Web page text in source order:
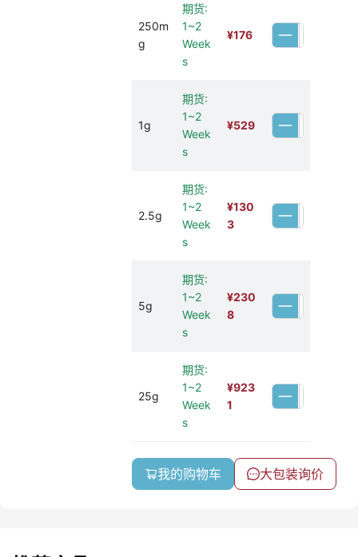
250m
g
期货:
1~2
Week
s
¥176
1g
期货:
1~2
Week
s
¥529
2.5g
期货:
1~2
Week
s
¥130
3
5g
期货:
1~2
Week
s
¥230
8
25g
期货:
1~2
Week
s
¥923
1
我的购物车 大包装询价